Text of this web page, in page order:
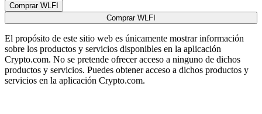
Comprar WLFI
Comprar WLFI
El propósito de este sitio web es únicamente mostrar información
sobre los productos y servicios disponibles en la aplicación
Crypto.com. No se pretende ofrecer acceso a ninguno de dichos
productos y servicios. Puedes obtener acceso a dichos productos y
servicios en la aplicación Crypto.com.